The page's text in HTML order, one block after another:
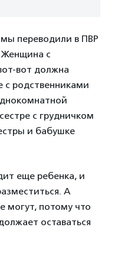
переводили в ПВР
с
вот должна
с родственниками
с грудничком
и бабушке
еще ребенка, и
А
могут, потому что
оставаться